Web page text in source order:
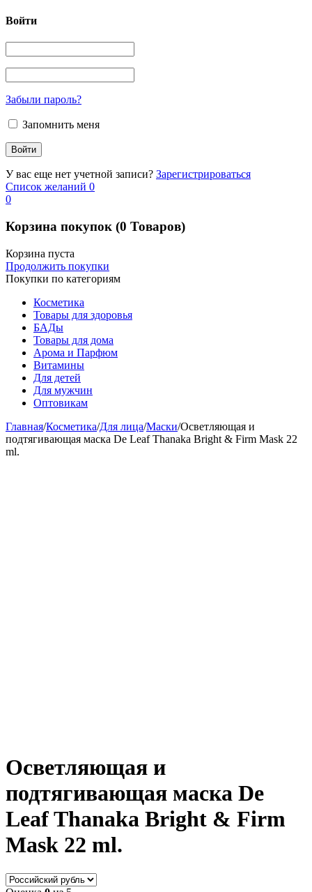
Войти
Забыли пароль?
Запомнить меня
У вас еще нет учетной записи? Зарегистрироваться
Список желаний 0
0
Корзина покупок (0 Товаров)
Корзина пуста
Продолжить покупки
Покупки по категориям
Косметика
Товары для здоровья
БАДы
Товары для дома
Арома и Парфюм
Витамины
Для детей
Для мужчин
Оптовикам
Главная/Косметика/Для лица/Маски/Осветляющая и
подтягивающая маска De Leaf Thanaka Bright & Firm Mask 22
ml.
Осветляющая и
подтягивающая маска De
Leaf Thanaka Bright & Firm
Mask 22 ml.